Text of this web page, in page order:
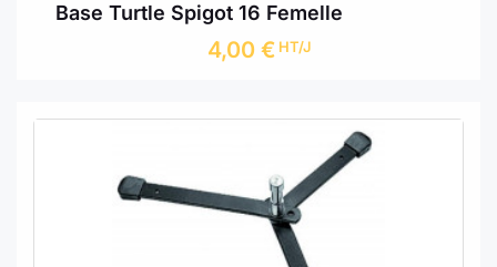
Base Turtle Spigot 16 Femelle
4,00 € HT/J